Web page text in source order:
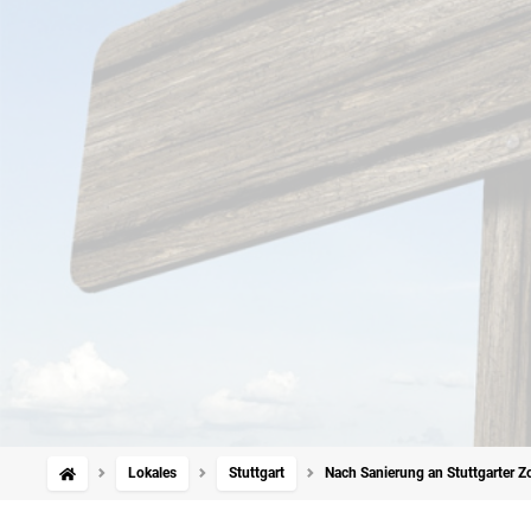
Lokales Stuttgart Nach Sanierung an Stuttgarter